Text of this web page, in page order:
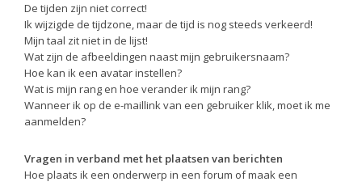
De tijden zijn niet correct!
Ik wijzigde de tijdzone, maar de tijd is nog steeds verkeerd!
Mijn taal zit niet in de lijst!
Wat zijn de afbeeldingen naast mijn gebruikersnaam?
Hoe kan ik een avatar instellen?
Wat is mijn rang en hoe verander ik mijn rang?
Wanneer ik op de e-maillink van een gebruiker klik, moet ik me
aanmelden?
Vragen in verband met het plaatsen van berichten
Hoe plaats ik een onderwerp in een forum of maak een